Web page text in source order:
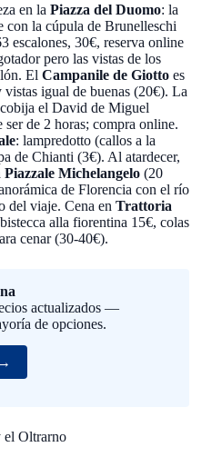
en la Piazza del Duomo: la
con la cúpula de Brunelleschi
escalones, 30€, reserva online
pero las vistas de los
El Campanile de Giotto es
igual de buenas (20€). La
el David de Miguel
de 2 horas; compra online.
: lampredotto (callos a la
de Chianti (3€). Al atardecer,
Piazzale Michelangelo (20
de Florencia con el río
del viaje. Cena en Trattoria
alla fiorentina 15€, colas
cenar (30-40€).
actualizados —
de opciones.
el Oltrarno